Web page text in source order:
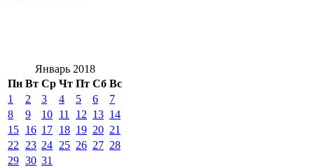
Январь 2018
Пн Вт Ср Чт Пт Сб Вс
1 2 3 4 5 6
7
8
9 10 11 12 13 14
15 16 17 18 19 20 21
22
23 24 25 26 27 28
29 30 31